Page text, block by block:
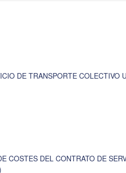
DE TRANSPORTE COLECTIVO
COSTES DEL CONTRATO DE